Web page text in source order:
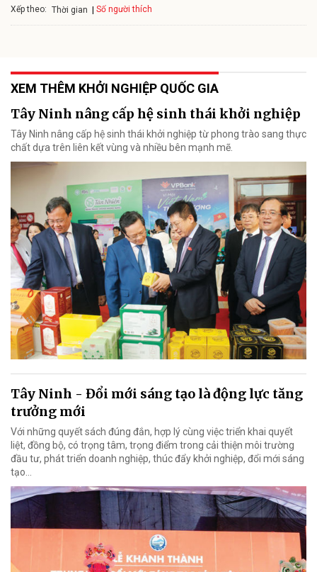
Xếp theo: Thời gian Số người thích
XEM THÊM KHỞI NGHIỆP QUỐC GIA
Tây Ninh nâng cấp hệ sinh thái khởi nghiệp
Tây Ninh nâng cấp hệ sinh thái khởi nghiệp từ phong trào sang thực
chất dựa trên liên kết vùng và nhiều bên mạnh mẽ.
Tây Ninh - Đổi mới sáng tạo là động lực tăng
trưởng mới
Với những quyết sách đúng đắn, hợp lý cùng việc triển khai quyết
liệt, đồng bộ, có trọng tâm, trọng điểm trong cải thiện môi trường
đầu tư, phát triển doanh nghiệp, thúc đẩy khởi nghiệp, đổi mới sáng
tạo…